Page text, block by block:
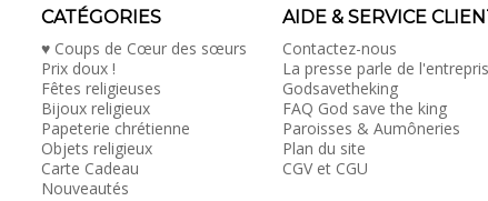
CATÉGORIES
♥ Coups de Cœur des sœurs
Prix doux !
Fêtes religieuses
Bijoux religieux
Papeterie chrétienne
Objets religieux
Carte Cadeau
Nouveautés
AIDE & SERVICE
Contactez-nous
La presse parle de
Godsavetheking
FAQ God save the king
Paroisses & Aumôneries
Plan du site
CGV et CGU